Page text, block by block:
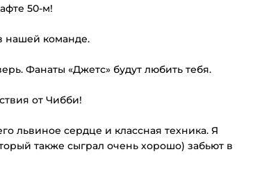
50-м!
нашей команде.
Фанаты «Джетс» будут любить тебя.
от Чибби!
львиное сердце и классная техника. Я
также сыграл очень хорошо) забьют в